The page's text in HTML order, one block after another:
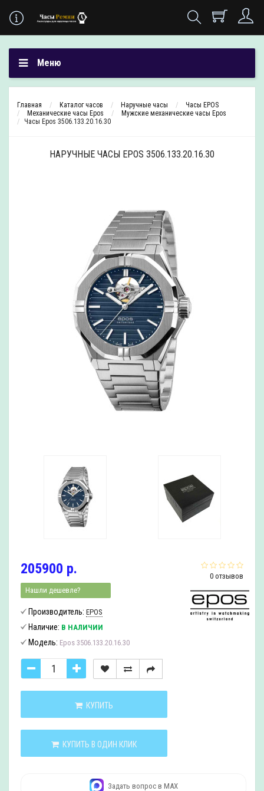
Меню
Главная Каталог часов Наручные часы
Часы EPOS
Механические часы Epos
Мужские механические часы Epos
Часы Epos 3506.133.20.16.30
НАРУЧНЫЕ ЧАСЫ EPOS 3506.133.20.16.30
0 отзывов
205900 р.
Нашли дешевле?
Производитель: EPOS
Наличие: В НАЛИЧИИ
Модель: Epos 3506.133.20.16.30
КУПИТЬ
КУПИТЬ В ОДИН КЛИК
Задать вопрос в MAX